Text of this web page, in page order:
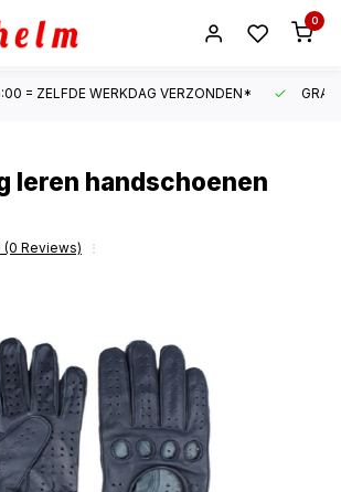
0
= ZELFDE WERKDAG VERZONDEN*
leren handschoenen
(0 Reviews)